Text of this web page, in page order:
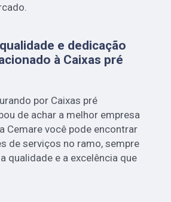
e dedicação
à Caixas pré
por Caixas pré
de achar a melhor empresa
Cemare você pode encontrar
de serviços no ramo, sempre
qualidade e a excelência que